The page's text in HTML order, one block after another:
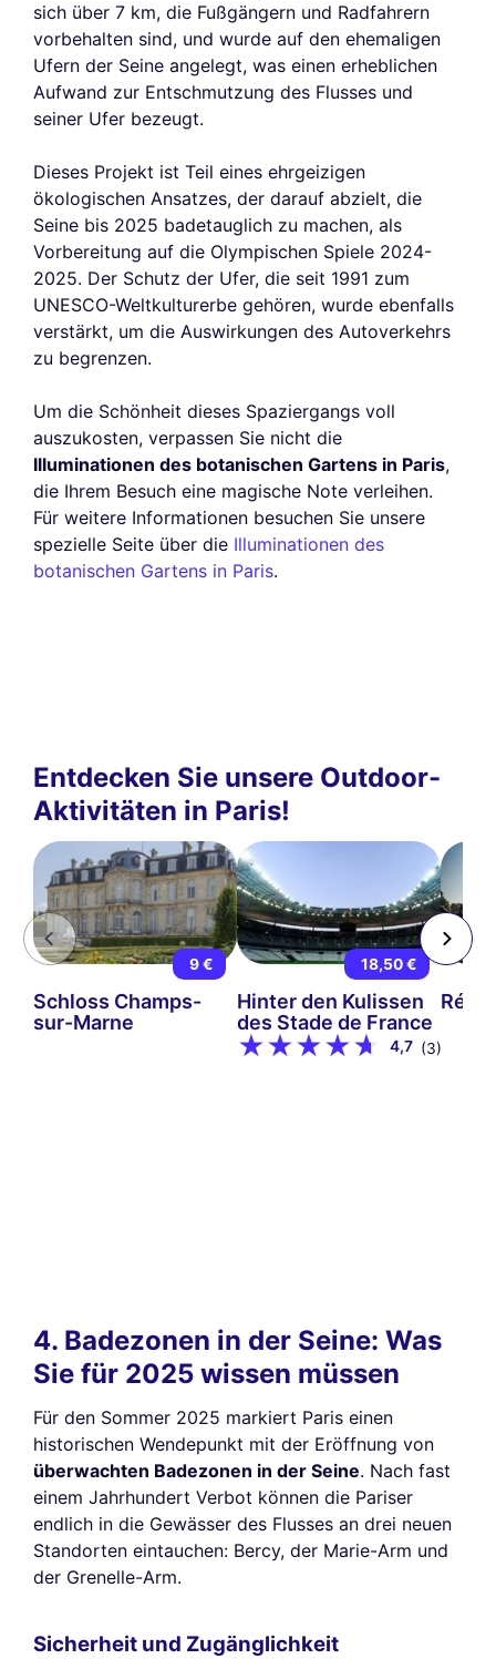
sich über 7 km, die Fußgängern und Radfahrern
vorbehalten sind, und wurde auf den ehemaligen
Ufern der Seine angelegt, was einen erheblichen
Aufwand zur Entschmutzung des Flusses und
seiner Ufer bezeugt.
Dieses Projekt ist Teil eines ehrgeizigen
ökologischen Ansatzes, der darauf abzielt, die
Seine bis 2025 badetauglich zu machen, als
Vorbereitung auf die Olympischen Spiele 2024-
2025. Der Schutz der Ufer, die seit 1991 zum
UNESCO-Weltkulturerbe gehören, wurde ebenfalls
verstärkt, um die Auswirkungen des Autoverkehrs
zu begrenzen.
Um die Schönheit dieses Spaziergangs voll
auszukosten, verpassen Sie nicht die
Illuminationen des botanischen Gartens in Paris,
die Ihrem Besuch eine magische Note verleihen.
Für weitere Informationen besuchen Sie unsere
spezielle Seite über die Illuminationen des
botanischen Gartens in Paris.
Entdecken Sie unsere Outdoor-
Aktivitäten in Paris!
9 €
Schloss Champs-
sur-Marne
18,50 €
Hinter den Kulissen
des Stade de France
4,7 (3)
4. Badezonen in der Seine: Was
Sie für 2025 wissen müssen
Für den Sommer 2025 markiert Paris einen
historischen Wendepunkt mit der Eröffnung von
überwachten Badezonen in der Seine. Nach fast
einem Jahrhundert Verbot können die Pariser
endlich in die Gewässer des Flusses an drei neuen
Standorten eintauchen: Bercy, der Marie-Arm und
der Grenelle-Arm.
Sicherheit und Zugänglichkeit